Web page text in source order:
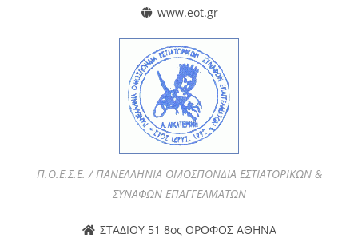
www.eot.gr
Π.Ο.Ε.Σ.Ε. / ΠΑΝΕΛΛΗΝΙΑ ΟΜΟΣΠΟΝΔΙΑ ΕΣΤΙΑΤΟΡΙΚΩΝ &
ΣΥΝΑΦΩΝ ΕΠΑΓΓΕΛΜΑΤΩΝ
ΣΤΑΔΙΟΥ 51 8ος ΟΡΟΦΟΣ ΑΘΗΝΑ